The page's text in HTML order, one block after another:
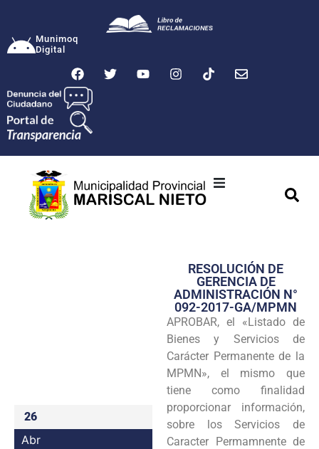
Munimoq
Digital
Transparencia
Seguridad
Programas
Intranet
26
Abr
RESOLUCIÓN DE
GERENCIA DE
ADMINISTRACIÓN N°
092-2017-GA/MPMN
APROBAR, el «Listado de
Bienes y Servicios de
Carácter Permanente de la
MPMN», el mismo que
tiene como finalidad
proporcionar información,
sobre los Servicios de
Caracter Permamnente de